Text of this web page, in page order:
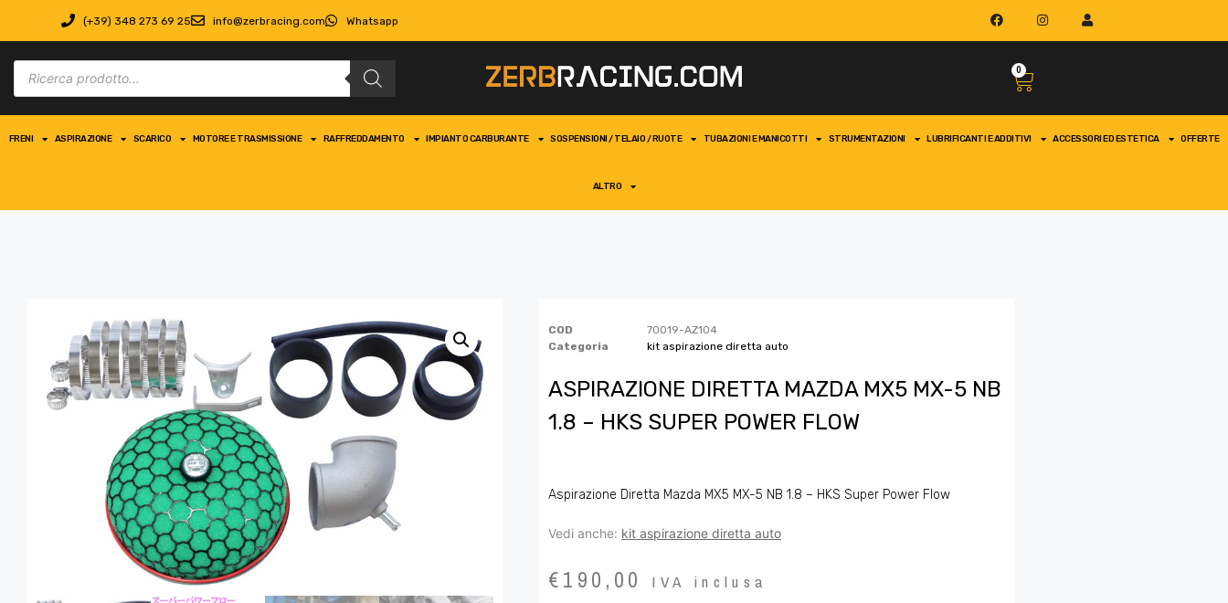
(+39) 348 273 69 25 info@zerbracing.com Whatsapp
0
FRENI ASPIRAZIONE SCARICO MOTORE E TRASMISSIONE RAFFREDDAMENTO IMPIANTO CARBURANTE SOSPENSIONI / TELAIO / RUOTE TUBAZIONI E MANICOTTI STRUMENTAZIONI LUBRIFICANTI E ADDITIVI ACCESSORI ED ESTETICA OFFERTE
ALTRO
COD
70019-AZ104
Categoria
kit aspirazione diretta auto
ASPIRAZIONE DIRETTA MAZDA MX5 MX-5 NB
1.8 – HKS SUPER POWER FLOW
Aspirazione Diretta Mazda MX5 MX-5 NB 1.8 – HKS Super Power Flow
Vedi anche: kit aspirazione diretta auto
€190,00 IVA inclusa